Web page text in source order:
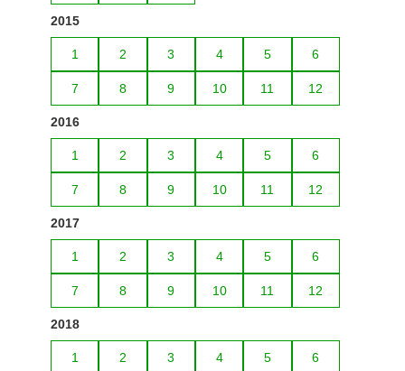
2015
1 2 3 4 5 6
7 8 9 10 11 12
2016
1 2 3 4 5 6
7 8 9 10 11 12
2017
1 2 3 4 5 6
7 8 9 10 11 12
2018
1 2 3 4 5 6